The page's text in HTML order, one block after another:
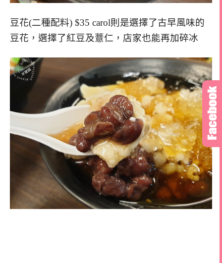
豆花(二種配料) $35 carol則是選擇了古早風味的
豆花，選擇了紅豆及薏仁，店家也能再加碎冰